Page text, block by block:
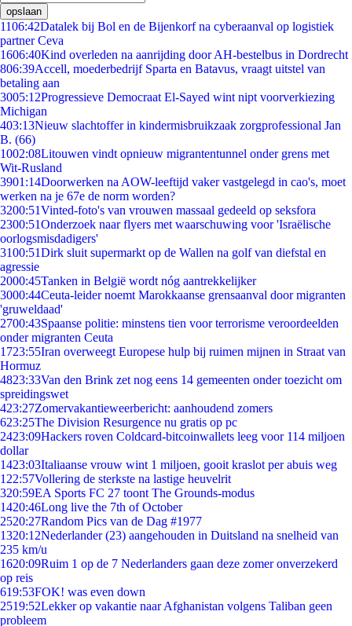
opslaan
1106:42Datalek bij Bol en de Bijenkorf na cyberaanval op logistiek
partner Ceva
1606:40Kind overleden na aanrijding door AH-bestelbus in Dordrecht
806:39Accell, moederbedrijf Sparta en Batavus, vraagt uitstel van
betaling aan
3005:12Progressieve Democraat El-Sayed wint nipt voorverkiezing
Michigan
403:13Nieuw slachtoffer in kindermisbruikzaak zorgprofessional Jan
B. (66)
1002:08Litouwen vindt opnieuw migrantentunnel onder grens met
Wit-Rusland
3901:14Doorwerken na AOW-leeftijd vaker vastgelegd in cao's, moet
werken na je 67e de norm worden?
3200:51Vinted-foto's van vrouwen massaal gedeeld op seksfora
2300:51Onderzoek naar flyers met waarschuwing voor 'Israëlische
oorlogsmisdadigers'
3100:51Dirk sluit supermarkt op de Wallen na golf van diefstal en
agressie
2000:45Tanken in België wordt nóg aantrekkelijker
3000:44Ceuta-leider noemt Marokkaanse grensaanval door migranten
'gruweldaad'
2700:43Spaanse politie: minstens tien voor terrorisme veroordeelden
onder migranten Ceuta
1723:55Iran overweegt Europese hulp bij ruimen mijnen in Straat van
Hormuz
4823:33Van den Brink zet nog eens 14 gemeenten onder toezicht om
spreidingswet
423:27Zomervakantieweerbericht: aanhoudend zomers
623:25The Division Resurgence nu gratis op pc
2423:09Hackers roven Coldcard-bitcoinwallets leeg voor 114 miljoen
dollar
1423:03Italiaanse vrouw wint 1 miljoen, gooit kraslot per abuis weg
1 22:57Vollering de sterkste na lastige heuvelrit
320:59EA Sports FC 27 toont The Grounds-modus
1420:46Long live the 7th of October
2520:27Random Pics van de Dag #1977
1320:12Nederlander (23) aangehouden in Duitsland na snelheid van
235 km/u
1620:09Ruim 1 op de 7 Nederlanders gaan deze zomer onverzekerd
op reis
619:53FOK! was even down
2519:52Lekker op vakantie naar Afghanistan volgens Taliban geen
probleem